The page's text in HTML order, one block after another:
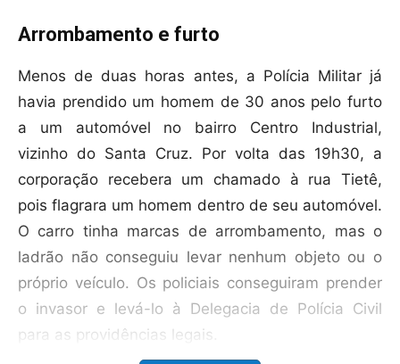
Arrombamento e furto
Menos de duas horas antes, a Polícia Militar já
havia prendido um homem de 30 anos pelo furto
a um automóvel no bairro Centro Industrial,
vizinho do Santa Cruz. Por volta das 19h30, a
corporação recebera um chamado à rua Tietê,
pois flagrara um homem dentro de seu automóvel.
O carro tinha marcas de arrombamento, mas o
ladrão não conseguiu levar nenhum objeto ou o
próprio veículo. Os policiais conseguiram prender
o invasor e levá-lo à Delegacia de Polícia Civil
para as providências legais.